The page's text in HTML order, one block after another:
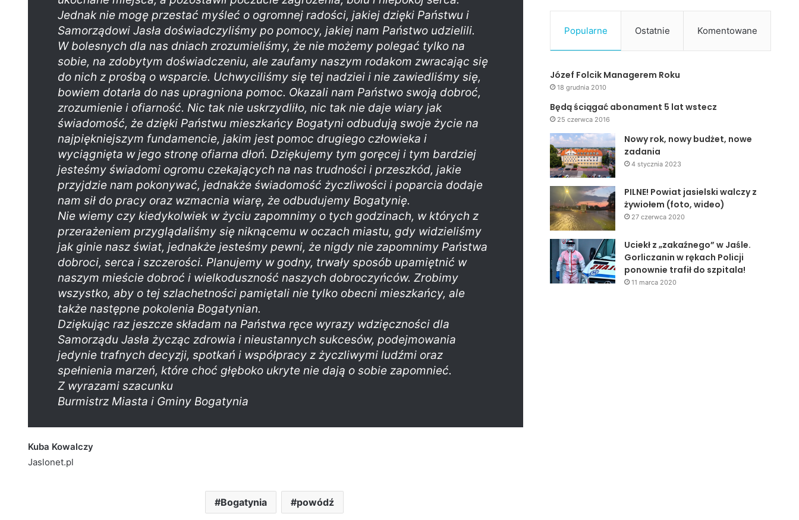
Jednak nie mogę przestać myśleć o ogromnej radości, jakiej dzięki Państwu i
Samorządowi Jasła doświadczyliśmy po pomocy, jakiej nam Państwo udzielili.
W bolesnych dla nas dniach zrozumieliśmy, że nie możemy polegać tylko na
sobie, na zdobytym doświadczeniu, ale zaufamy naszym rodakom zwracając się
do nich z prośbą o wsparcie. Uchwyciliśmy się tej nadziei i nie zawiedliśmy się,
bowiem dotarła do nas upragniona pomoc. Okazali nam Państwo swoją dobroć,
zrozumienie i ofiarność. Nic tak nie uskrzydliło, nic tak nie daje wiary jak
świadomość, że dzięki Państwu mieszkańcy Bogatyni odbudują swoje życie na
najpiękniejszym fundamencie, jakim jest pomoc drugiego człowieka i
wyciągnięta w jego stronę ofiarna dłoń. Dziękujemy tym goręcej i tym bardziej
jesteśmy świadomi ogromu czekających na nas trudności i przeszkód, jakie
przyjdzie nam pokonywać, jednakże świadomość życzliwości i poparcia dodaje
nam sił do pracy oraz wzmacnia wiarę, że odbudujemy Bogatynię.
Nie wiemy czy kiedykolwiek w życiu zapomnimy o tych godzinach, w których z
przerażeniem przyglądaliśmy się niknącemu w oczach miastu, gdy widzieliśmy
jak ginie nasz świat, jednakże jesteśmy pewni, że nigdy nie zapomnimy Państwa
dobroci, serca i szczerości. Planujemy w godny, trwały sposób upamiętnić w
naszym mieście dobroć i wielkoduszność naszych dobroczyńców. Zrobimy
wszystko, aby o tej szlachetności pamiętali nie tylko obecni mieszkańcy, ale
także następne pokolenia Bogatynian.
Dziękując raz jeszcze składam na Państwa ręce wyrazy wdzięczności dla
Samorządu Jasła życząc zdrowia i nieustannych sukcesów, podejmowania
jedynie trafnych decyzji, spotkań i współpracy z życzliwymi ludźmi oraz
spełnienia marzeń, które choć głęboko ukryte nie dają o sobie zapomnieć.
Z wyrazami szacunku
Burmistrz Miasta i Gminy Bogatynia
Kuba Kowalczy
Jaslonet.pl
Bogatynia powódź
Popularne Ostatnie Komentowane
Józef Folcik Managerem Roku
18 grudnia 2010
Będą ściągać abonament 5 lat wstecz
25 czerwca 2016
Nowy rok, nowy budżet, nowe
zadania
4 stycznia 2023
PILNE! Powiat jasielski walczy z
żywiołem (foto, wideo)
27 czerwca 2020
Uciekł z „zakaźnego” w Jaśle.
Gorliczanin w rękach Policji
ponownie trafił do szpitala!
11 marca 2020